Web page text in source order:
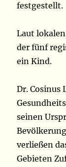
festgestellt.
Laut
der fünf
ein Kind.
Dr. Cosinus
seinen
verließen
Gebieten